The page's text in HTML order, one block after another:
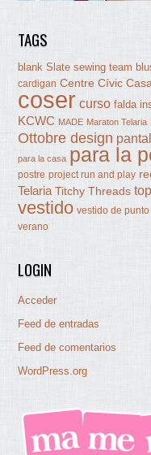
TAGS
blank Slate sewing team
cardigan Centre Cívic
coser curso falda
KCWC MADE Maraton Telaria
Ottobre design
para la casa para la
postre project run and play
Telaria Titchy Threads top
vestido vestido de punto
verano
LOGIN
Acceder
Feed de entradas
Feed de comentarios
WordPress.org